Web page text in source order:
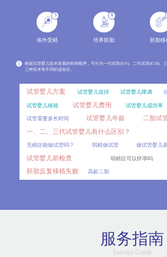
移植后出血是宫外孕吗？
2026-08
2026-08
人工授精一个周期做1次和做2
06
2026-08
内膜调理要多久？冻胚移植的时
5
体外受精
6
培养胚胎 胚胎移
注
根据试管婴儿技术发展的时间顺序，可分为一代试管(IVF)、二代试管(ICSI)、
三种技术有不同的适应症。
试管婴儿方案 试管婴儿促排 试管婴儿降调
试管婴儿移植 试管婴儿费用 试管婴儿成功率
试管需要多长时间 试管婴儿年龄 二胎试
一、二、三代试管婴儿有什么区别？
无精症能做试管吗？ 弱精做试管 做试管婴儿
试管婴儿前检查 弱精症可以怀孕吗
胚胎反复移植失败 高龄二胎
服务指南
Service Guide